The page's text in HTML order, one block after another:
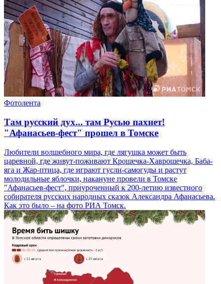
Фотолента
Там русский дух... там Русью пахнет!
"Афанасьев-фест" прошел в Томске
Любители волшебного мира, где лягушка может быть
царевной, где живут-поживают Крошечка-Хаврошечка, Баба-
яга и Жар-птица, где играют гусли-самогуды и растут
молодильные яблочки, накануне провели в Томске
"Афанасьев-фест", приуроченный к 200-летию известного
собирателя русских народных сказок Александра Афанасьева.
Как это было – на фото РИА Томск.